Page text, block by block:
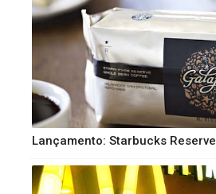
Lançamento: Starbucks Reserve